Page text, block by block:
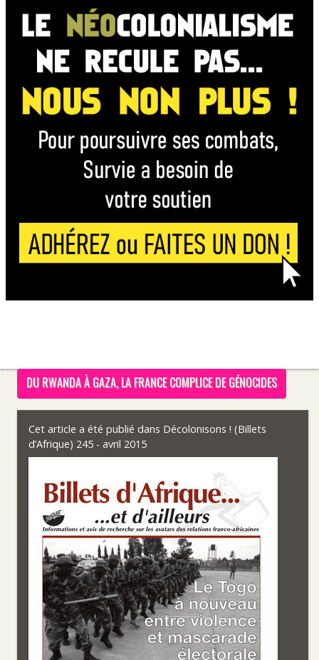
DU RWANDA À GAZA, LA FRANCE COMPLICE DE GÉNOCIDES
Cet article a été publié dans Décolonisons ! (Billets
d’Afrique) 245 - avril 2015